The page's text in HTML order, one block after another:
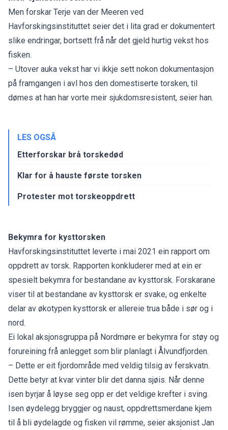
Men forskar Terje van der Meeren ved
Havforskingsinstituttet seier det i lita grad er dokumentert
slike endringar, bortsett frå når det gjeld hurtig vekst hos
fisken.
– Utover auka vekst har vi ikkje sett nokon dokumentasjon
på framgangen i avl hos den domestiserte torsken, til
dømes at han har vorte meir sjukdomsresistent, seier han.
LES OGSÅ
Etterforskar brå torskedød
Klar for å hauste første torsken
Protester mot torskeoppdrett
Bekymra for kysttorsken
Havforskingsinstituttet leverte i mai 2021 ein rapport om
oppdrett av torsk. Rapporten konkluderer med at ein er
spesielt bekymra for bestandane av kysttorsk. Forskarane
viser til at bestandane av kysttorsk er svake, og enkelte
delar av økotypen kysttorsk er allereie trua både i sør og i
nord.
Ei lokal aksjonsgruppa på Nordmøre er bekymra for støy og
forureining frå anlegget som blir planlagt i Ålvundfjorden.
– Dette er eit fjordområde med veldig tilsig av ferskvatn.
Dette betyr at kvar vinter blir det danna sjøis. Når denne
isen byrjar å løyse seg opp er det veldige krefter i sving.
Isen øydelegg bryggjer og naust, oppdrettsmerdane kjem
til å bli øydelagde og fisken vil rømme, seier aksjonist Jan